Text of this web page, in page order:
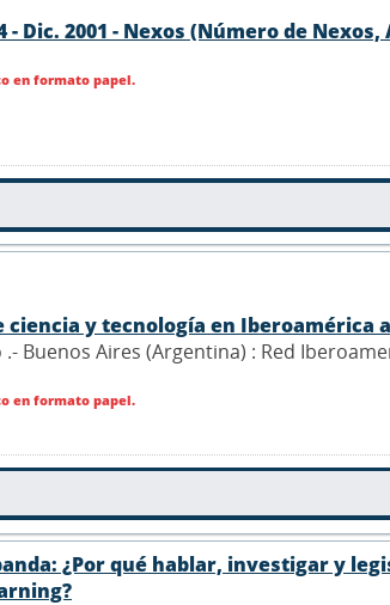
- Dic. 2001 - Nexos (Número de Nexos,
en formato papel.
ciencia y tecnología en Iberoamérica
Buenos Aires (Argentina) : Red
en formato papel.
¿Por qué hablar, investigar y